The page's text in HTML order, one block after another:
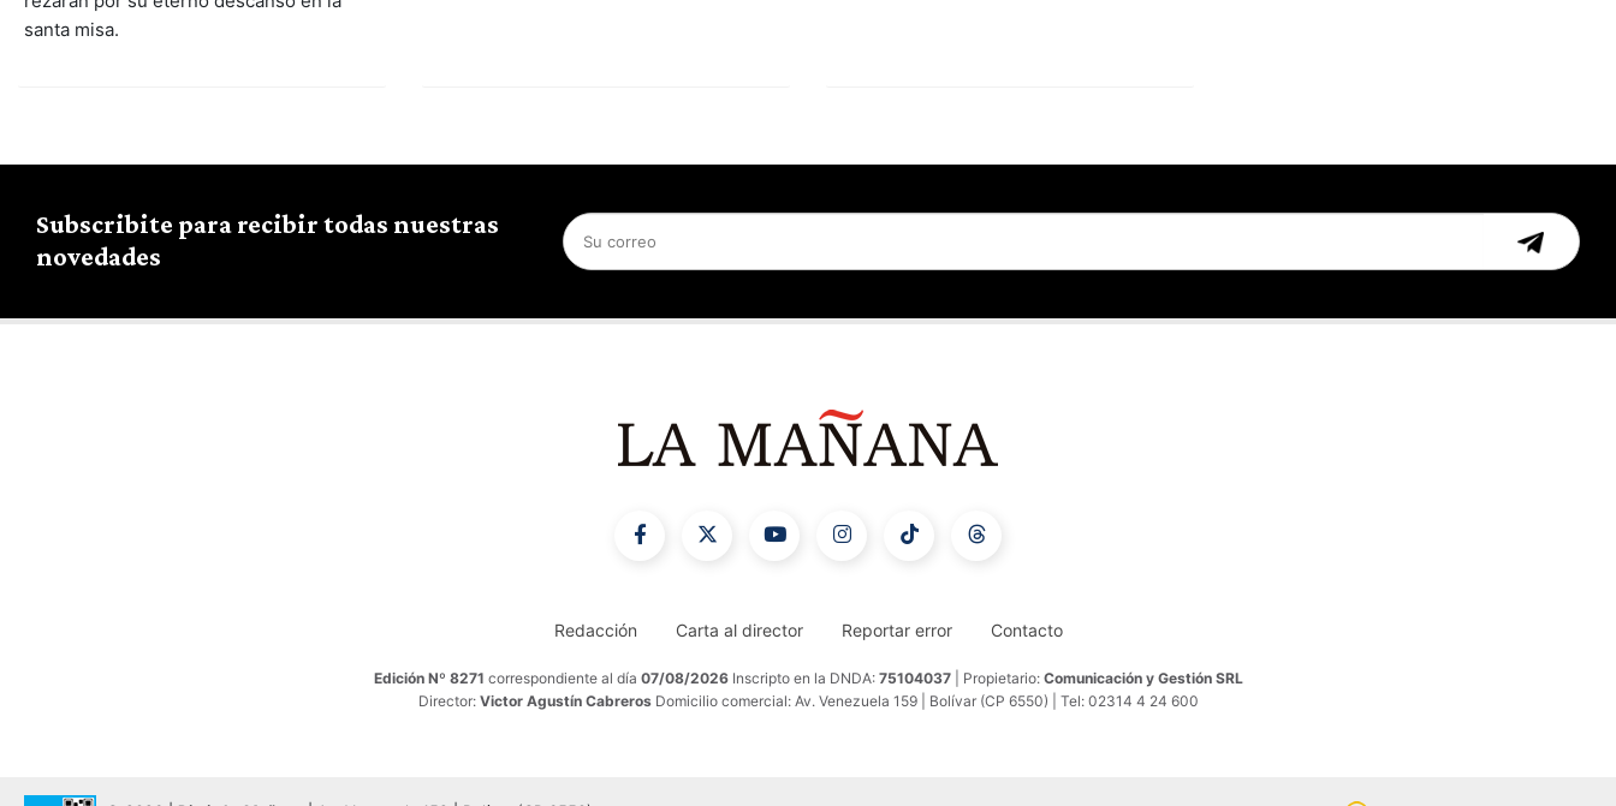
santa misa.
Subscribite para recibir todas nuestras
novedades
Redacción Carta al director Reportar error Contacto
Edición Nº 8271 correspondiente al día 07/08/2026 Inscripto en la DNDA: 75104037 | Propietario: Comunicación y Gestión SRL
Director: Victor Agustín Cabreros Domicilio comercial: Av. Venezuela 159 | Bolívar (CP 6550) | Tel: 02314 4 24 600